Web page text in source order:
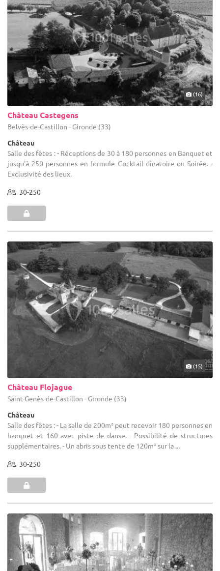
(16)
Château Castegens
Belvès-de-Castillon - Gironde (33)
Château
Salle des fêtes : - Réceptions de 30 à 180 personnes en Banquet et
jusqu’à 250 personnes en formule Cocktail dînatoire ou Soirée. -
Exclusivité des lieux.
30-250
(15)
Château Flojague
Saint-Genès-de-Castillon - Gironde (33)
Château
Salle des fêtes : - La salle de 200m² peut recevoir 180 personnes en
banquet et 160 avec piste de danse. - Possibilité de structures
supplémentaires. - Un abris sous tente de 120m² sur la ...
30-250